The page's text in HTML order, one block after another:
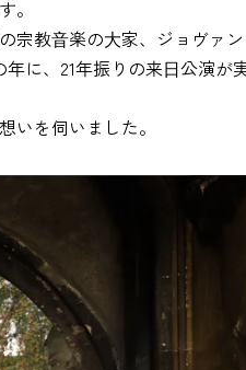
。
宗教⾳楽の⼤家、ジョヴァン
に、21年振りの来⽇公演が
を伺いました。